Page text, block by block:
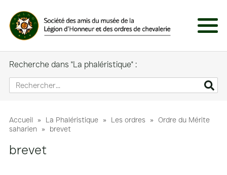
Menu
Recherche dans "La phaléristique" :
Accueil » La Phaléristique » Les ordres » Ordre du Mérite
saharien » brevet
brevet